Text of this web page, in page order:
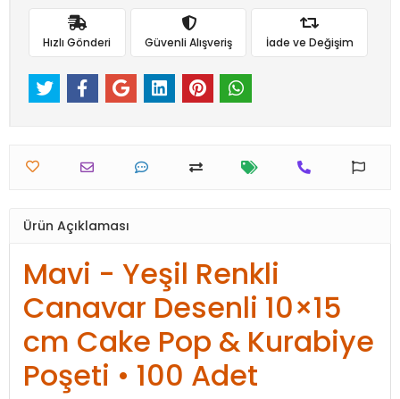
Hızlı Gönderi Güvenli Alışveriş İade ve Değişim
Ürün Açıklaması
Mavi - Yeşil Renkli
Canavar Desenli 10×15
cm Cake Pop & Kurabiye
Poşeti • 100 Adet